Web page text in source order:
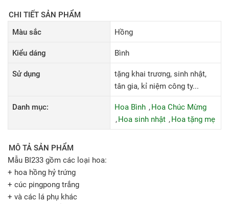
CHI TIẾT SẢN PHẨM
Màu sắc
Hồng
Kiểu dáng Bình
Sử dụng
tặng khai trương, sinh nhật,
tân gia, kỉ niệm công ty...
Danh mục: Hoa Bình
Hoa Chúc Mừng
Hoa sinh nhật
Hoa tặng mẹ
MÔ TẢ SẢN PHẨM
Mẫu BI233 gồm các loại hoa:
+ hoa hồng hỷ trứng
+ cúc pingpong trắng
+ và các lá phụ khác